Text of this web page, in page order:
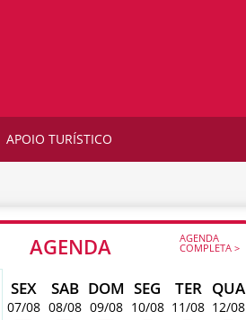
APOIO TURÍSTICO
AGENDA AGENDA
COMPLETA >
SEX
07/08
SAB
08/08
DOM
09/08
SEG
10/08
TER
11/08
QUA
12/08